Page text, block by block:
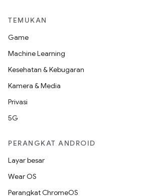
TEMUKAN
Game
Machine Learning
Kesehatan & Kebugaran
Kamera & Media
Privasi
5G
PERANGKAT ANDROID
Layar besar
Wear OS
Perangkat ChromeOS